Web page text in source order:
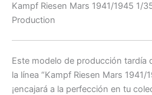
Kampf Riesen Mars 1941/1945 1/
Production
Este modelo de producción tardía
la línea “Kampf Riesen Mars 1941/
¡encajará a la perfección en tu